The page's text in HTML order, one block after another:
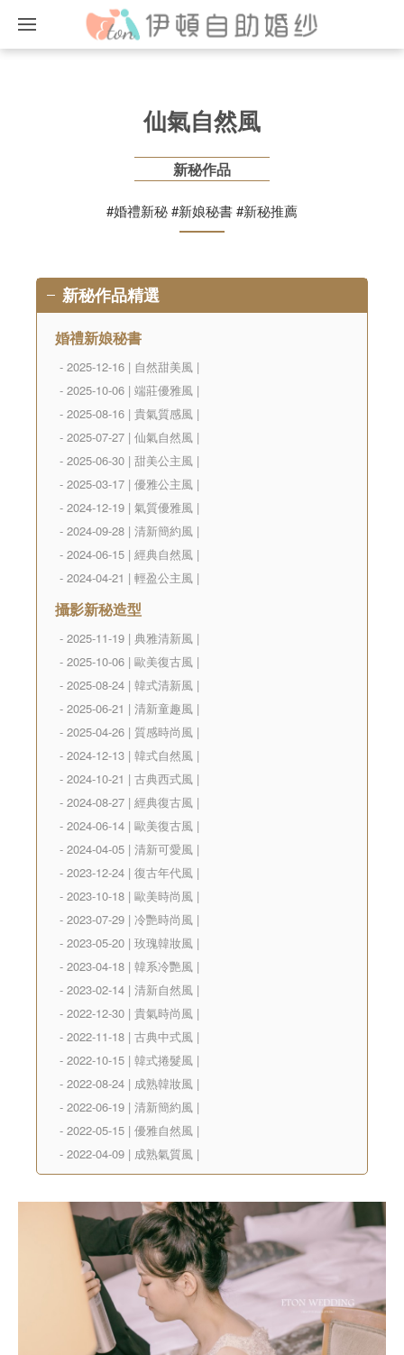
仙氣自然風
新秘作品
#婚禮新秘 #新娘秘書 #新秘推薦
新秘作品精選
婚禮新娘秘書
- 2025-12-16 | 自然甜美風 |
- 2025-10-06 | 端莊優雅風 |
- 2025-08-16 | 貴氣質感風 |
- 2025-07-27 | 仙氣自然風 |
- 2025-06-30 | 甜美公主風 |
- 2025-03-17 | 優雅公主風 |
- 2024-12-19 | 氣質優雅風 |
- 2024-09-28 | 清新簡約風 |
- 2024-06-15 | 經典自然風 |
- 2024-04-21 | 輕盈公主風 |
攝影新秘造型
- 2025-11-19 | 典雅清新風 |
- 2025-10-06 | 歐美復古風 |
- 2025-08-24 | 韓式清新風 |
- 2025-06-21 | 清新童趣風 |
- 2025-04-26 | 質感時尚風 |
- 2024-12-13 | 韓式自然風 |
- 2024-10-21 | 古典西式風 |
- 2024-08-27 | 經典復古風 |
- 2024-06-14 | 歐美復古風 |
- 2024-04-05 | 清新可愛風 |
- 2023-12-24 | 復古年代風 |
- 2023-10-18 | 歐美時尚風 |
- 2023-07-29 | 冷艷時尚風 |
- 2023-05-20 | 玫瑰韓妝風 |
- 2023-04-18 | 韓系冷艷風 |
- 2023-02-14 | 清新自然風 |
- 2022-12-30 | 貴氣時尚風 |
- 2022-11-18 | 古典中式風 |
- 2022-10-15 | 韓式捲髮風 |
- 2022-08-24 | 成熟韓妝風 |
- 2022-06-19 | 清新簡約風 |
- 2022-05-15 | 優雅自然風 |
- 2022-04-09 | 成熟氣質風 |